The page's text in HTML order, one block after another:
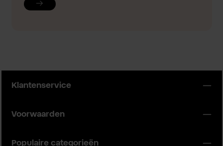
Klantenservice
Voorwaarden
Populaire categorieën